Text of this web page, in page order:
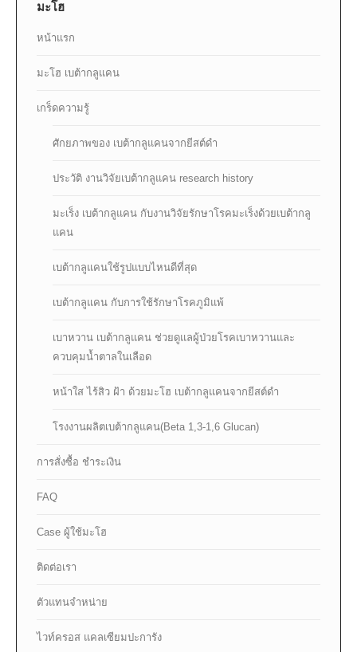
มะโฮ
หน้าแรก
มะโฮ เบต้ากลูแคน
เกร็ดความรู้
ศักยภาพของ เบต้ากลูแคนจากยีสต์ดำ
ประวัติ งานวิจัยเบต้ากลูแคน research history
มะเร็ง เบต้ากลูแคน กับงานวิจัยรักษาโรคมะเร็งด้วยเบต้ากลู
แคน
เบต้ากลูแคนใช้รูปแบบไหนดีที่สุด
เบต้ากลูแคน กับการใช้รักษาโรคภูมิแพ้
เบาหวาน เบต้ากลูแคน ช่วยดูแลผู้ป่วยโรคเบาหวานและ
ควบคุมน้ำตาลในเลือด
หน้าใส ไร้สิว ฝ้า ด้วยมะโฮ เบต้ากลูแคนจากยีสต์ดำ
โรงงานผลิตเบต้ากลูแคน(Beta 1,3-1,6 Glucan)
การสั่งซื้อ ชำระเงิน
FAQ
Case ผู้ใช้มะโฮ
ติดต่อเรา
ตัวแทนจำหน่าย
ไวท์ครอส แคลเซียมปะการัง